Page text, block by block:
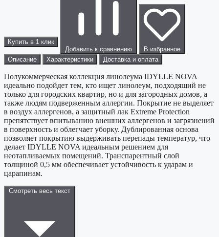
Купить в 1 клик
Добавить к сравнению
В избранное
Описание
Характеристики Доставка и оплата
Полукоммерческая коллекция линолеума IDYLLE NOVA
идеально подойдет тем, кто ищет линолеум, подходящий не
только для городских квартир, но и для загородных домов, а
также людям подверженным аллергии. Покрытие не выделяет
в воздух аллергенов, а защитный лак Extreme Protection
препятствует впитыванию внешних аллергенов и загрязнений
в поверхность и облегчает уборку. Дублированная основа
позволяет покрытию выдерживать перепады температур, что
делает IDYLLE NOVA идеальным решением для
неотапливаемых помещений. Транспарентный слой
толщиной 0,5 мм обеспечивает устойчивость к ударам и
царапинам.
Смотреть весь текст